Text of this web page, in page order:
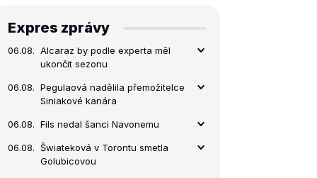
Expres zprávy
06.08. Alcaraz by podle experta měl
ukončit sezonu
06.08. Pegulaová nadělila přemožitelce
Siniakové kanára
06.08. Fils nedal šanci Navonemu
06.08. Šwiateková v Torontu smetla
Golubicovou